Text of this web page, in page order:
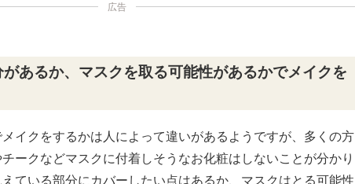
広告
あるか、マスクを取る可能性があるかでメイクを
イクをするかは人によって違いがあるようですが、多くの方
ークなどマスクに付着しそうなお化粧はしないことが分かり
ている部分にカバーしたい点はあるか、マスクはとる可能性